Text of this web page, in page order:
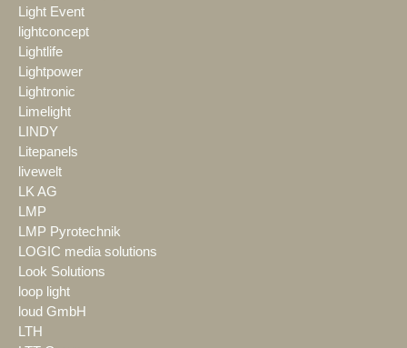
Light Event
lightconcept
Lightlife
Lightpower
Lightronic
Limelight
LINDY
Litepanels
livewelt
LK AG
LMP
LMP Pyrotechnik
LOGIC media solutions
Look Solutions
loop light
loud GmbH
LTH